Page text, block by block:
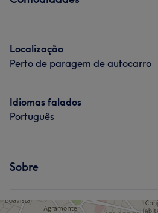
Localização
Perto de paragem de autocarro
Idiomas falados
Português
Sobre